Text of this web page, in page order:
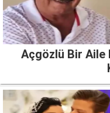
Açgözlü Bir Aile